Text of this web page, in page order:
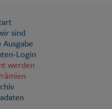
sind
Login
werden